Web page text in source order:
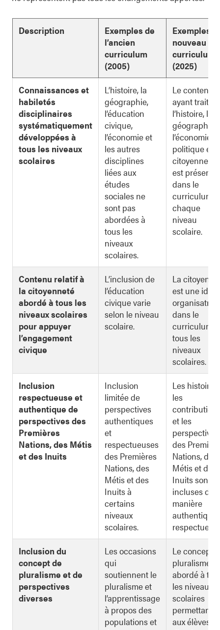
Description
Exemples de
l’ancien
curriculum
(2005)
Exemples
nouveau
curriculum
(2025)
Connaissances et
habiletés
disciplinaires
systématiquement
développées à
tous les niveaux
scolaires
L’histoire, la
géographie,
l’éducation
civique,
l’économie et
les autres
disciplines
liées aux
études
sociales ne
sont pas
abordées à
tous les
niveaux
scolaires.
Le contenu
ayant trait à
l’histoire, la
géographie,
l’économie,
politique et
citoyenneté
est présent
dans le
curriculum
chaque
niveau
scolaire.
Contenu relatif à
la citoyenneté
abordé à tous les
niveaux scolaires
pour appuyer
l’engagement
civique
L’inclusion de
l’éducation
civique varie
selon le niveau
scolaire.
La
est une idée
organisatrice
dans le
curriculum
tous les
niveaux
scolaires.
Inclusion
respectueuse et
authentique de
perspectives des
Premières
Nations, des Métis
et des Inuits
Inclusion
limitée de
perspectives
authentiques
et
respectueuses
des Premières
Nations, des
Métis et des
Inuits à
certains
niveaux
scolaires.
Les histoires,
les
et les
perspectives
des
Nations, des
Métis et des
Inuits sont
incluses de
manière
authentique
Inclusion du
concept de
pluralisme et de
perspectives
diverses
Les occasions
qui
soutiennent le
pluralisme et
l’apprentissage
à propos des
populations et
Le concept
pluralisme
abordé à
les niveaux
scolaires
permettant
aux élèves